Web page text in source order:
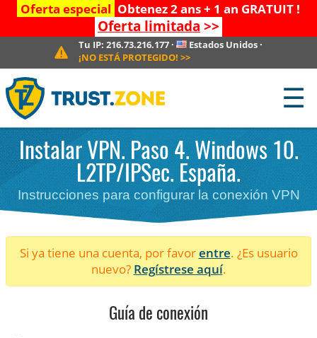
Oferta especial Obtenez 2 ans + 1 an GRATUIT !
Oferta limitada >>
Tu IP: 216.73.216.177· Estados Unidos ·
¡NO ESTÁ PROTEGIDO! >>
☰
Instalar VPN. Paso 4. Windows 10.
L2TP/IPSec. España.
Instrucciones para configurar la conexión VPN
Si ya tiene una cuenta, por favorentre. ¿Es usuario
nuevo? Regístrese aquí.
Guía de conexión